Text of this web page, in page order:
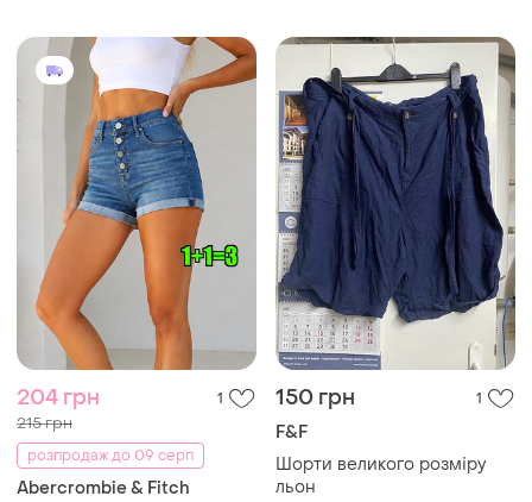
204 грн 1
215 грн
розпродаж до 09 серп
Abercrombie & Fitch
150 грн 1
F&F
Шорти великого розміру
льон